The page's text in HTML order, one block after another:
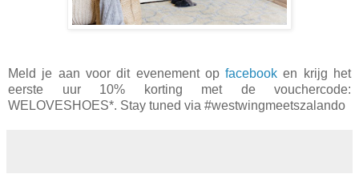
Meld je aan voor dit evenement opfacebook en krijg het
eerste uur 10% korting met de vouchercode:
WELOVESHOES*. Stay tuned via #westwingmeetszalando